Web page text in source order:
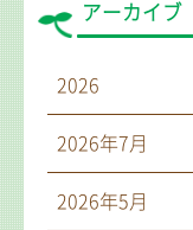
アーカイブ
2026
2026年7月
2026年5月